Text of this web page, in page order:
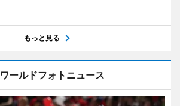
もっと見る
ワールドフォトニュース